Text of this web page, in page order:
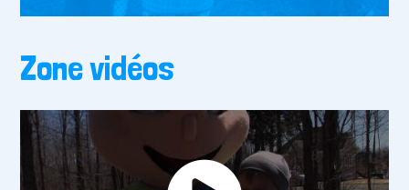
Zone vidéos